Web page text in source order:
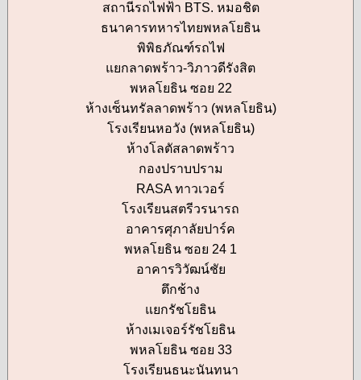
สถานีรถไฟฟ้า BTS. หมอชิต
ธนาคารทหารไทยพหลโยธิน
พิพิธภัณฑ์รถไฟ
แยกลาดพร้าว-วิภาวดีรังสิต
พหลโยธิน ซอย 22
ห้างเซ็นทรัลลาดพร้าว (พหลโยธิน)
โรงเรียนหอวัง (พหลโยธิน)
ห้างโลตัสลาดพร้าว
กองปราบปราม
RASA ทาวเวอร์
โรงเรียนสตรีวรนารถ
อาคารศุภาลัยปาร์ค
พหลโยธิน ซอย 24 1
อาคารวิวัฒน์ชัย
ตึกช้าง
แยกรัชโยธิน
ห้างเมเจอร์รัชโยธิน
พหลโยธิน ซอย 33
โรงเรียนธนะนันทนา